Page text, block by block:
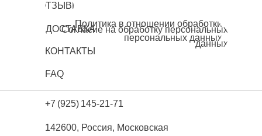
ОТЗЫВЫ
ДОСТАВКА
КОНТАКТЫ
FAQ
Политика в отношении обработки
персональных данных
Согласие на обработку персональных
данных
+7 (925) 145-21-71
142600, Россия, Московская